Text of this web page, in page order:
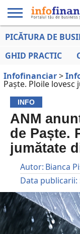
EDUCAȚIE
LA ZI
AFACERILOR
PICĂTURA DE
GHID PRACTIC
Infofinanciar>
Paște. Ploile
INFO
ANM
de Paște.
jumătate
Autor: Bianca
Data publicarii: